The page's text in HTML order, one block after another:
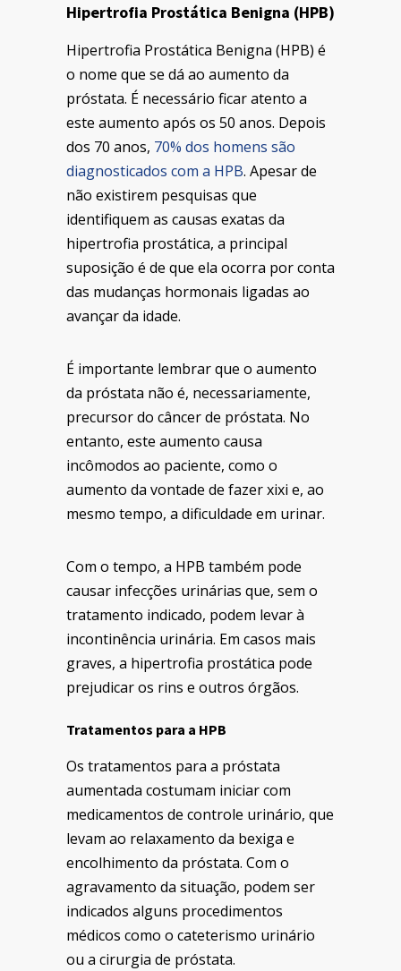
Hipertrofia Prostática Benigna (HPB)
Hipertrofia Prostática Benigna (HPB) é
o nome que se dá ao aumento da
próstata. É necessário ficar atento a
este aumento após os 50 anos. Depois
dos 70 anos, 70% dos homens são
diagnosticados com a HPB. Apesar de
não existirem pesquisas que
identifiquem as causas exatas da
hipertrofia prostática, a principal
suposição é de que ela ocorra por conta
das mudanças hormonais ligadas ao
avançar da idade.
É importante lembrar que o aumento
da próstata não é, necessariamente,
precursor do câncer de próstata. No
entanto, este aumento causa
incômodos ao paciente, como o
aumento da vontade de fazer xixi e, ao
mesmo tempo, a dificuldade em urinar.
Com o tempo, a HPB também pode
causar infecções urinárias que, sem o
tratamento indicado, podem levar à
incontinência urinária. Em casos mais
graves, a hipertrofia prostática pode
prejudicar os rins e outros órgãos.
Tratamentos para a HPB
Os tratamentos para a próstata
aumentada costumam iniciar com
medicamentos de controle urinário, que
levam ao relaxamento da bexiga e
encolhimento da próstata. Com o
agravamento da situação, podem ser
indicados alguns procedimentos
médicos como o cateterismo urinário
ou a cirurgia de próstata.